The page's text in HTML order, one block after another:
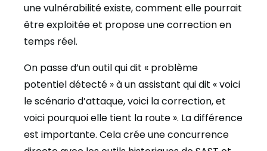
une vulnérabilité existe, comment elle pourrait
être exploitée et propose une correction en
temps réel.
On passe d’un outil qui dit « problème
potentiel détecté » à un assistant qui dit « voici
le scénario d’attaque, voici la correction, et
voici pourquoi elle tient la route ». La différence
est importante. Cela crée une concurrence